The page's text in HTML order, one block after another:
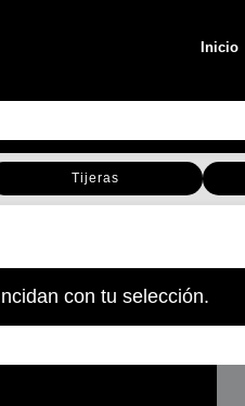
Inicio
Tijeras
con tu selección.